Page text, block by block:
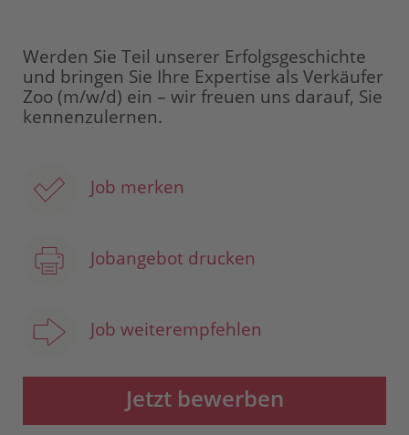
Werden Sie Teil unserer Erfolgsgeschichte
und bringen Sie Ihre Expertise als Verkäufer
Zoo (m/w/d) ein – wir freuen uns darauf, Sie
kennenzulernen.
Job merken
Jobangebot drucken
Job weiterempfehlen
Jetzt bewerben